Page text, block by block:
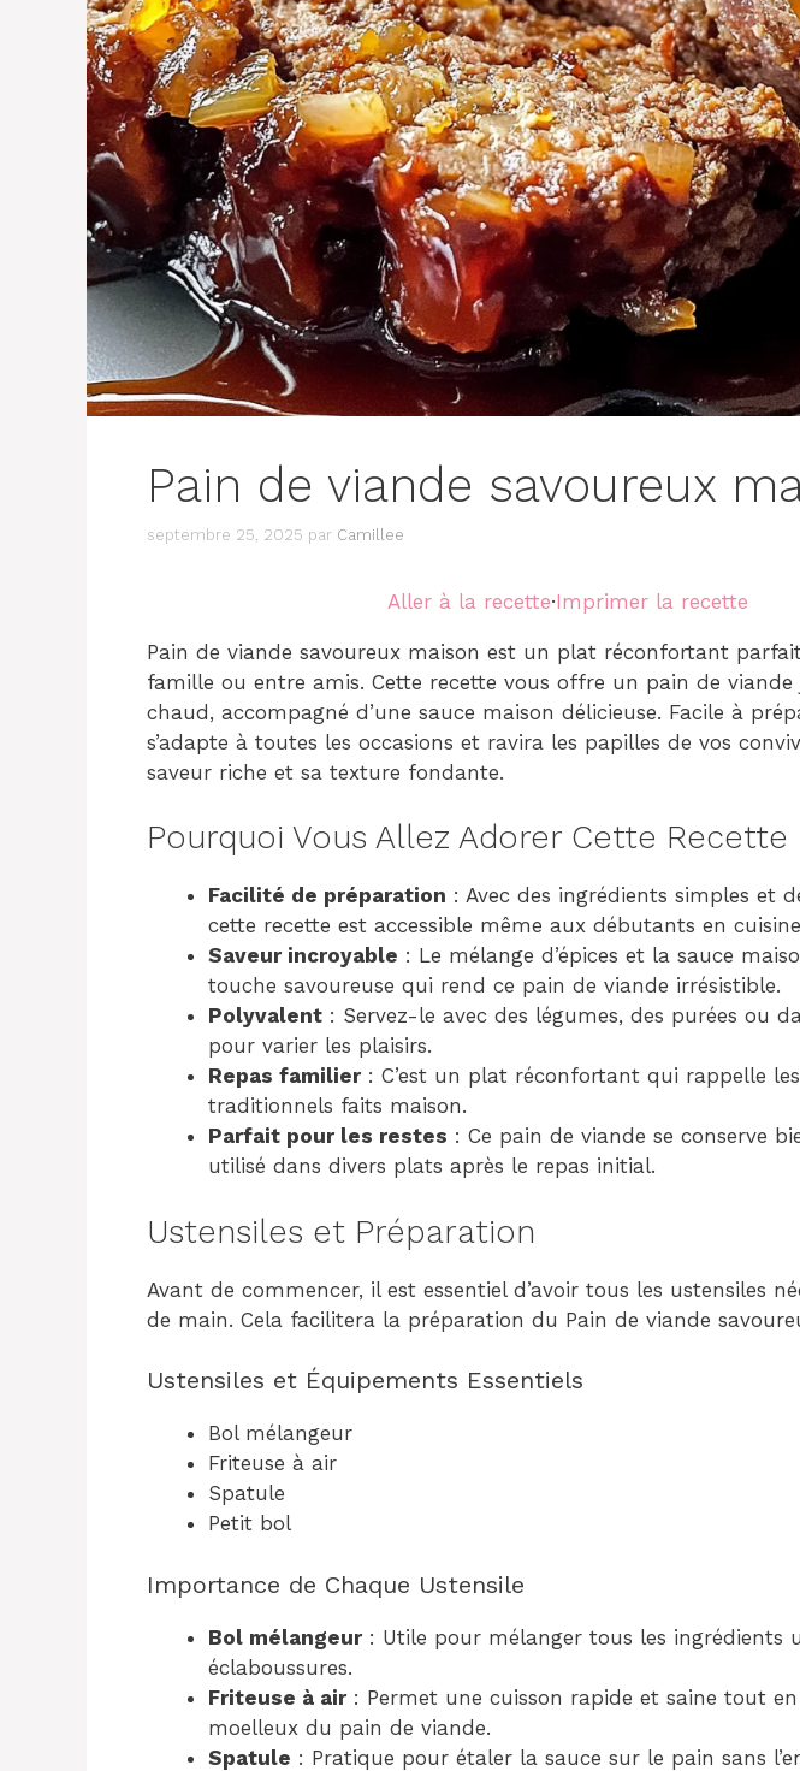
Pain de viande savoureux
septembre 25, 2025 par Camillee
Aller à la recette·Imprimer la recette
Pain de viande savoureux maison est un plat réconfortant
famille ou entre amis. Cette recette vous offre un pain de viande
chaud, accompagné d’une sauce maison délicieuse. Facile à
s’adapte à toutes les occasions et ravira les papilles de vos
saveur riche et sa texture fondante.
Pourquoi Vous Allez Adorer Cette Recette
Facilité de préparation : Avec des ingrédients simples et
cette recette est accessible même aux débutants en
Saveur incroyable : Le mélange d’épices et la sauce
touche savoureuse qui rend ce pain de viande irrésistible.
Polyvalent : Servez-le avec des légumes, des purées ou
pour varier les plaisirs.
Repas familier: C’est un plat réconfortant qui rappelle
traditionnels faits maison.
Parfait pour les restes : Ce pain de viande se conserve
utilisé dans divers plats après le repas initial.
Ustensiles et Préparation
Avant de commencer, il est essentiel d’avoir tous les ustensiles
de main. Cela facilitera la préparation du Pain de viande
Ustensiles et Équipements Essentiels
Bol mélangeur
Friteuse à air
Spatule
Petit bol
Importance de Chaque Ustensile
Bol mélangeur: Utile pour mélanger tous les ingrédients
éclaboussures.
Friteuse à air: Permet une cuisson rapide et saine tout
moelleux du pain de viande.
Spatule : Pratique pour étaler la sauce sur le pain sans